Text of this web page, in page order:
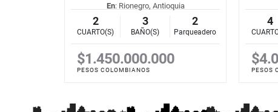
En: Rionegro, Antioquia
2
CUARTO(S)
3
BAÑO(S)
2
Parqueadero
$1.450.000.000
PESOS COLOMBIANOS
4
PESOS